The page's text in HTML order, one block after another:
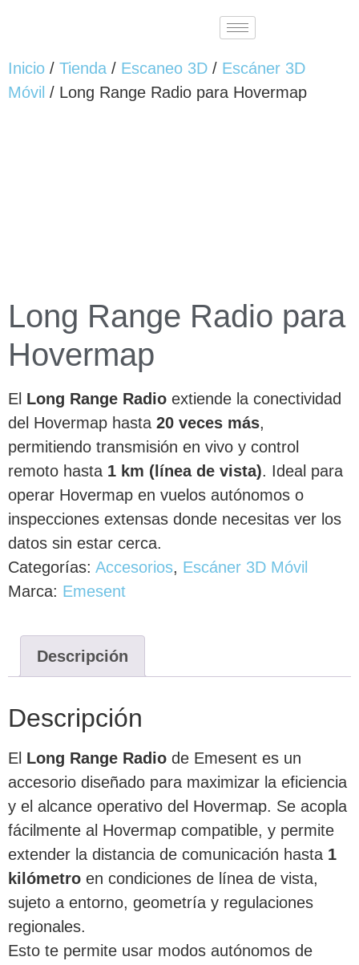
Inicio / Tienda / Escaneo 3D / Escáner 3D
Móvil / Long Range Radio para Hovermap
Long Range Radio para
Hovermap
El Long Range Radio extiende la conectividad
del Hovermap hasta 20 veces más,
permitiendo transmisión en vivo y control
remoto hasta 1 km (línea de vista). Ideal para
operar Hovermap en vuelos autónomos o
inspecciones extensas donde necesitas ver los
datos sin estar cerca.
Categorías: Accesorios, Escáner 3D Móvil
Marca: Emesent
Descripción
Descripción
El Long Range Radio de Emesent es un
accesorio diseñado para maximizar la eficiencia
y el alcance operativo del Hovermap. Se acopla
fácilmente al Hovermap compatible, y permite
extender la distancia de comunicación hasta 1
kilómetro en condiciones de línea de vista,
sujeto a entorno, geometría y regulaciones
regionales.
Esto te permite usar modos autónomos de